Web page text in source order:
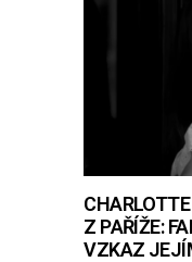
Z PAŘÍŽE:
VZKAZ